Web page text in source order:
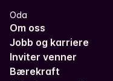
Oda
Om oss
Jobb og karriere
Inviter venner
Bærekraft